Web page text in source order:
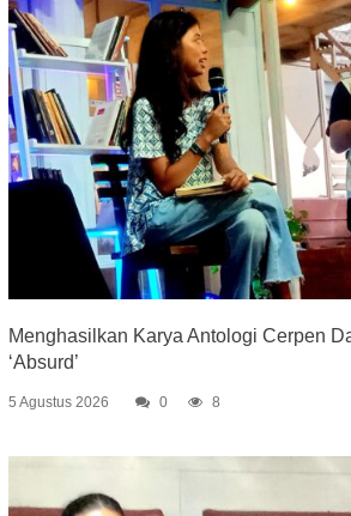
Menghasilkan Karya Antologi Cerpen
‘Absurd’
5 Agustus 2026 0 8